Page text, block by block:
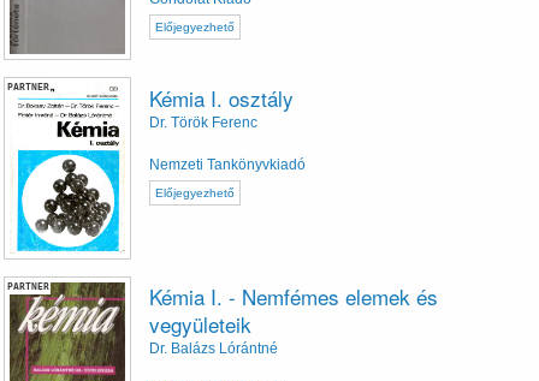
Előjegyezhető
PARTNER Kémia I. osztály
Dr. Török Ferenc
Nemzeti Tankönyvkiadó
Előjegyezhető
PARTNER
Kémia I. - Nemfémes elemek és
vegyületeik
Dr. Balázs Lórántné